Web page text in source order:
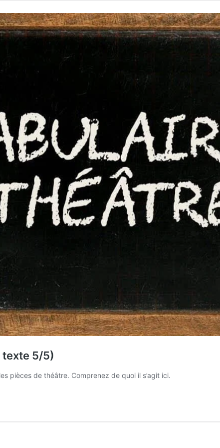
texte 5/5)
pièces de théâtre. Comprenez de quoi il s’agit ici.